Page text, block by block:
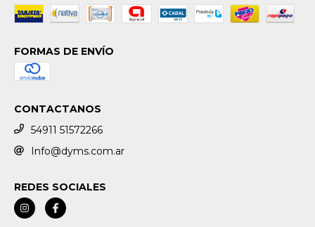
FORMAS DE ENVÍO
CONTACTANOS
54911 51572266
Info@dyms.com.ar
REDES SOCIALES